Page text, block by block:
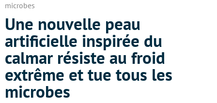
microbes
Une nouvelle peau
artificielle inspirée du
calmar résiste au froid
extrême et tue tous les
microbes